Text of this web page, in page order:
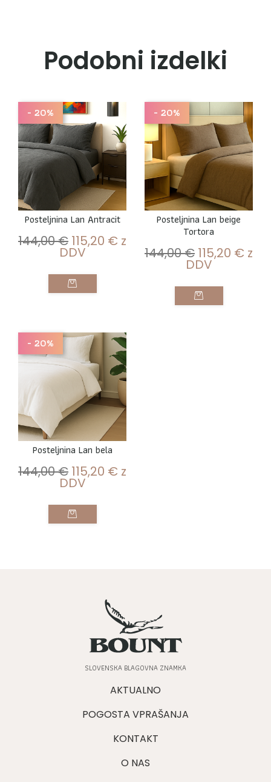
Podobni izdelki
- 20%
Posteljnina Lan Antracit
144,00€ 115,20 € z
DDV
- 20%
Posteljnina Lan beige
Tortora
144,00€ 115,20 € z
DDV
- 20%
Posteljnina Lan bela
144,00€ 115,20 € z
DDV
SLOVENSKA BLAGOVNA ZNAMKA
AKTUALNO
POGOSTA VPRAŠANJA
KONTAKT
O NAS